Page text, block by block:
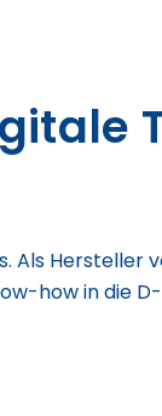
Hersteller
how in die D-